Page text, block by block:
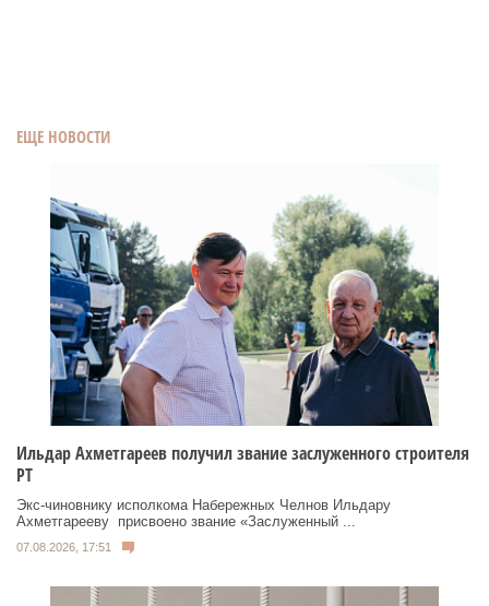
ЕЩЕ НОВОСТИ
Ильдар Ахметгареев получил звание заслуженного строителя
РТ
Экс‑чиновнику исполкома Набережных Челнов Ильдару
Ахметгарееву присвоено звание «Заслуженный ...
07.08.2026, 17:51